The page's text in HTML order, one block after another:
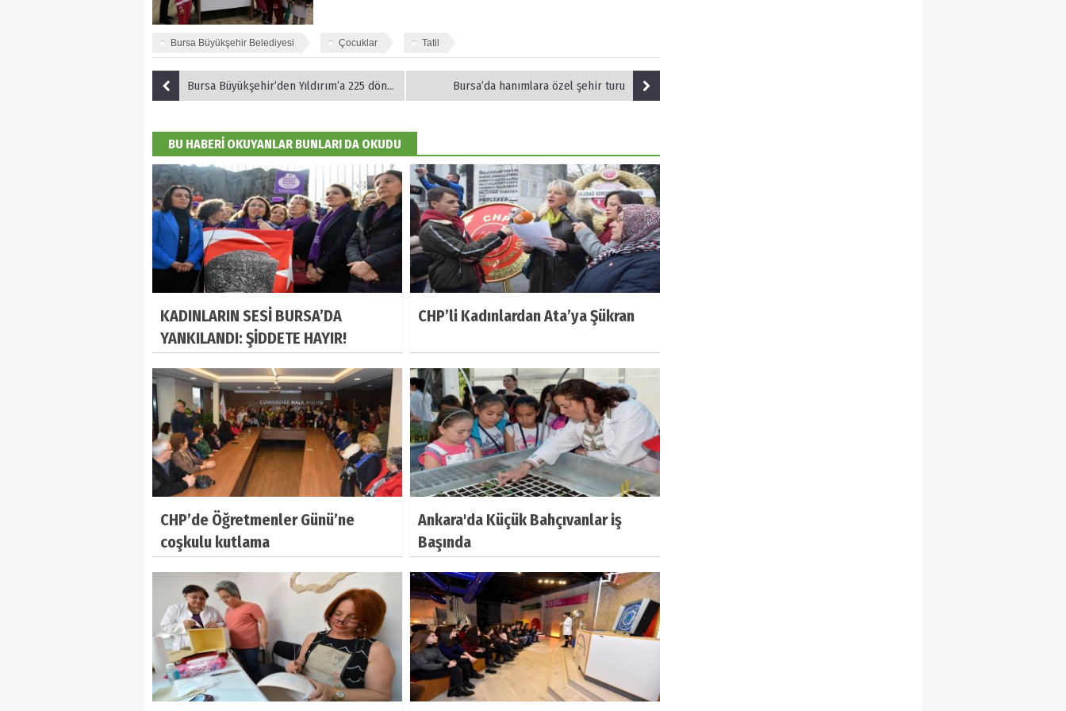
Bursa Büyükşehir Belediyesi Çocuklar Tatil
Bursa Büyükşehir’den Yıldırım’a 225 dönümlük park Bursa’da hanımlara özel şehir turu
BU HABERİ OKUYANLAR BUNLARI DA OKUDU
KADINLARIN SESİ BURSA’DA
YANKILANDI: ŞİDDETE HAYIR!
CHP’li Kadınlardan Ata’ya Şükran
CHP’de Öğretmenler Günü’ne
coşkulu kutlama
Ankara'da Küçük Bahçıvanlar iş
Başında